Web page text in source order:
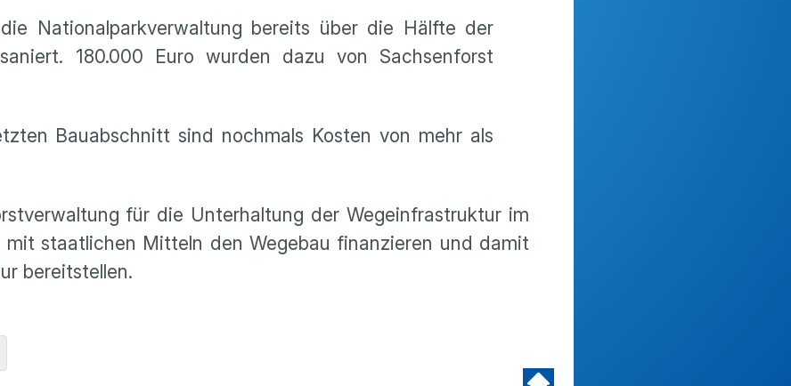
Nationalparkverwaltung bereits über die Hälfte der
180.000 Euro wurden dazu von Sachsenforst
Bauabschnitt sind nochmals Kosten von mehr als
für die Unterhaltung der Wegeinfrastruktur im
staatlichen Mitteln den Wegebau finanzieren und damit
bereitstellen.